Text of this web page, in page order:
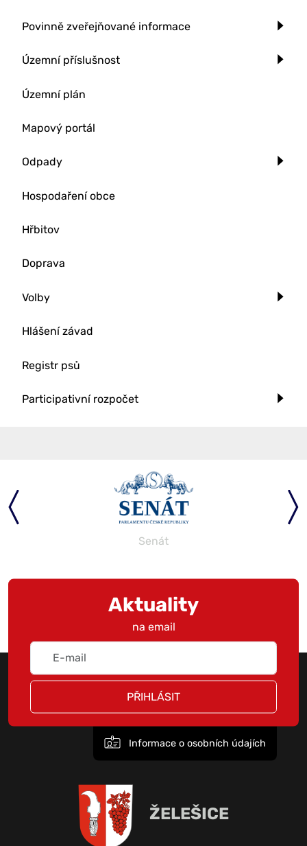
Povinně zveřejňované informace
Územní příslušnost
Územní plán
Mapový portál
Odpady
Hospodaření obce
Hřbitov
Doprava
Volby
Hlášení závad
Registr psů
Participativní rozpočet
Senát
Aktuality
na email
PŘIHLÁSIT
Informace o osobních údajích
ŽELEŠICE